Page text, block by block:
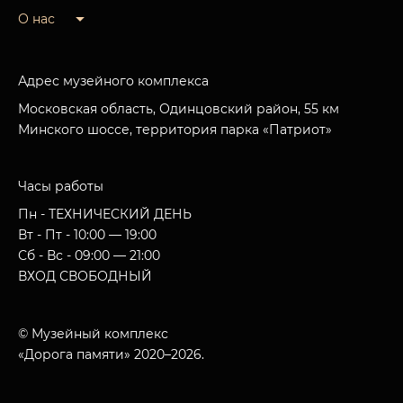
О нас
Адрес музейного комплекса
Московская область, Одинцовский район, 55 км
Минского шоссе, территория парка «Патриот»
Часы работы
Пн - ТЕХНИЧЕСКИЙ ДЕНЬ
Вт - Пт - 10:00 — 19:00
Сб - Вс - 09:00 — 21:00
ВХОД СВОБОДНЫЙ
© Музейный комплекс
«Дорога памяти» 2020–2026.